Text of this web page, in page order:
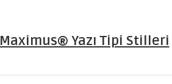
Maximus® Yazı Tipi Stilleri